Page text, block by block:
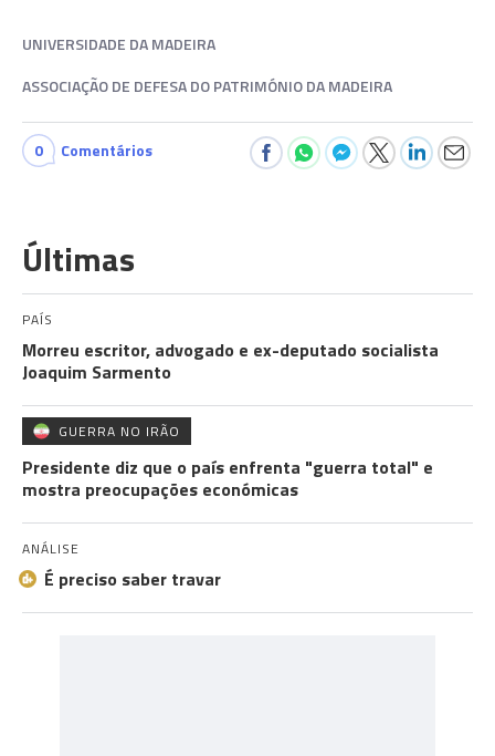
UNIVERSIDADE DA MADEIRA
ASSOCIAÇÃO DE DEFESA DO PATRIMÓNIO DA MADEIRA
0 Comentários
Últimas
PAÍS
Morreu escritor, advogado e ex-deputado socialista
Joaquim Sarmento
GUERRA NO IRÃO
Presidente diz que o país enfrenta "guerra total" e
mostra preocupações económicas
ANÁLISE
É preciso saber travar